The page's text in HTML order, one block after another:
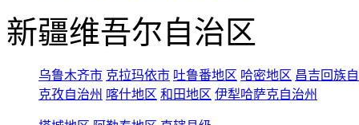
新疆维吾尔自治区
乌鲁木齐市 克拉玛依市 吐鲁番地区 哈密地区 昌吉回族
克孜自治州 喀什地区 和田地区 伊犁哈萨克自治州